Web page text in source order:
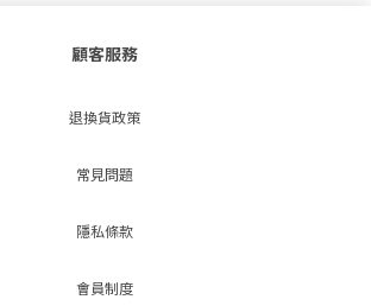
顧客服務
退換貨政策
常見問題
隱私條款
會員制度